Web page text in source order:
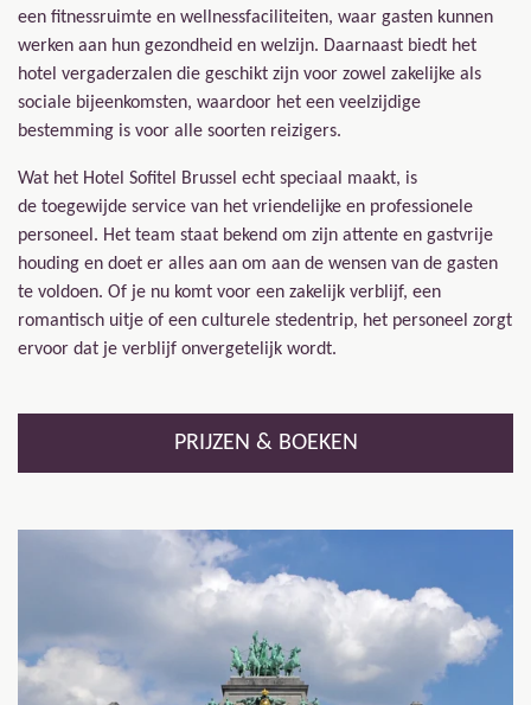
een fitnessruimte en wellnessfaciliteiten, waar gasten kunnen
werken aan hun gezondheid en welzijn. Daarnaast biedt het
hotel vergaderzalen die geschikt zijn voor zowel zakelijke als
sociale bijeenkomsten, waardoor het een veelzijdige
bestemming is voor alle soorten reizigers.
Wat het Hotel Sofitel Brussel echt speciaal maakt, is
de toegewijde service van het vriendelijke en professionele
personeel. Het team staat bekend om zijn attente en gastvrije
houding en doet er alles aan om aan de wensen van de gasten
te voldoen. Of je nu komt voor een zakelijk verblijf, een
romantisch uitje of een culturele stedentrip, het personeel zorgt
ervoor dat je verblijf onvergetelijk wordt.
PRIJZEN & BOEKEN